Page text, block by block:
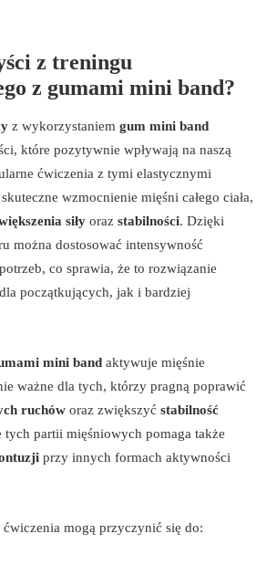
z treningu
z gumami mini band?
z wykorzystaniem gum mini band
które pozytywnie wpływają na naszą
ćwiczenia z tymi elastycznymi
wzmocnienie mięśni całego ciała,
siły oraz stabilności. Dzięki
można dostosować intensywność
co sprawia, że to rozwiązanie
początkujących, jak i bardziej
mini band aktywuje mięśnie
ważne dla tych, którzy pragną poprawić
ruchów oraz zwiększyć stabilność
tych partii mięśniowych pomaga także
przy innych formach aktywności
mogą przyczynić się do: